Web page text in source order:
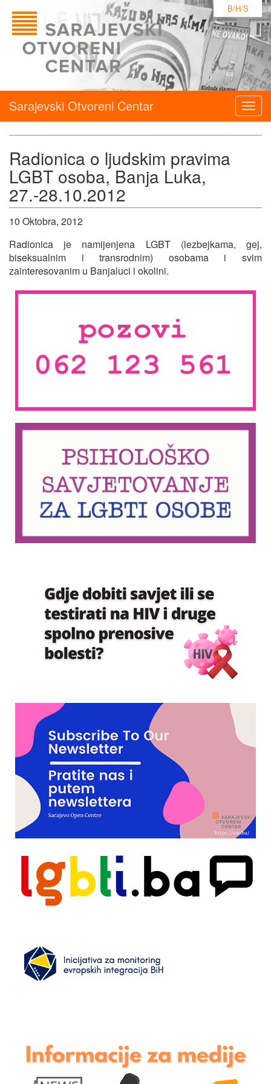
B/H/S
Sarajevski Otvoreni Centar
Radionica o ljudskim pravima
LGBT osoba, Banja Luka,
27.-28.10.2012
10 Oktobra, 2012
Radionica je namijenjena LGBT (lezbejkama, gej,
biseksualnim i transrodnim) osobama i svim
zainteresovanim u Banjaluci i okolini.